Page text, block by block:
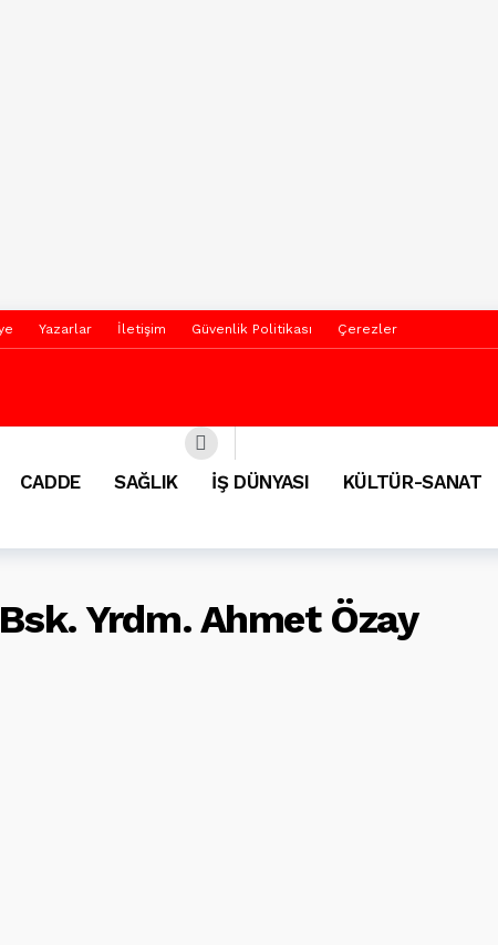
Yazarlar İletişim Güvenlik Politikası Çerezler
CADDE SAĞLIK İŞ DÜNYASI KÜLTÜR-SANAT
Yrdm. Ahmet Özay